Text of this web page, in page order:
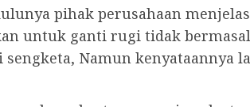
pihak perusahaan
untuk ganti rugi tidak
Namun kenyataannya